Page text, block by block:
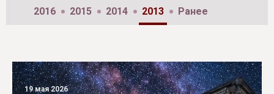
2016 2015 2014 2013 Ранее
19 мая 2026